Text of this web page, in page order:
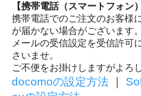
【携帯電話（スマートフォン
携帯電話でのご注文のお客様
が届かない場合がございます。
メールの受信設定を受信許可
さいませ。
ご不便をお掛けしますがよろ
docomoの設定方法 ｜